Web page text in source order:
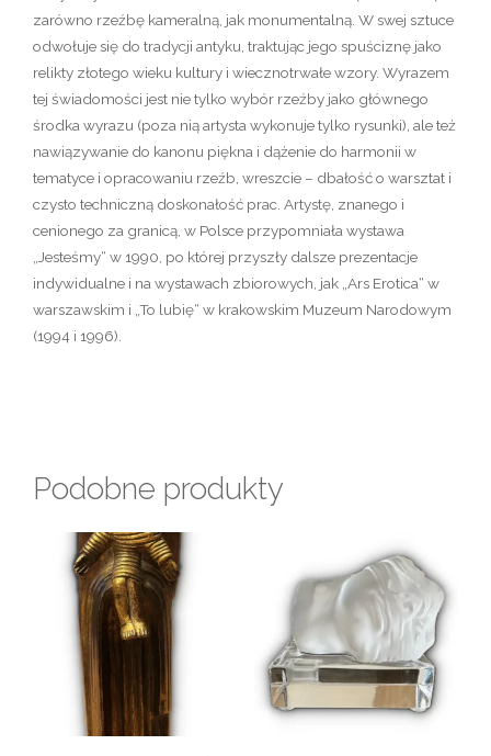
zarówno rzeźbę kameralną, jak monumentalną. W swej sztuce
odwołuje się do tradycji antyku, traktując jego spuściznę jako
relikty złotego wieku kultury i wiecznotrwałe wzory. Wyrazem
tej świadomości jest nie tylko wybór rzeźby jako głównego
środka wyrazu (poza nią artysta wykonuje tylko rysunki), ale też
nawiązywanie do kanonu piękna i dążenie do harmonii w
tematyce i opracowaniu rzeźb, wreszcie – dbałość o warsztat i
czysto techniczną doskonałość prac. Artystę, znanego i
cenionego za granicą, w Polsce przypomniała wystawa
„Jesteśmy“ w 1990, po której przyszły dalsze prezentacje
indywidualne i na wystawach zbiorowych, jak „Ars Erotica“ w
warszawskim i „To lubię“ w krakowskim Muzeum Narodowym
(1994 i 1996).
Podobne produkty